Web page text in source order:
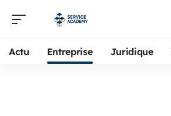
Actu Entreprise Juridique